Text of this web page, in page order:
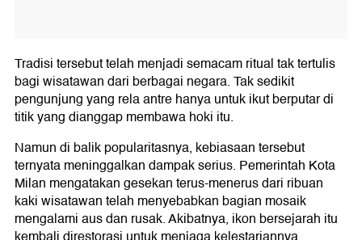
Tradisi tersebut telah menjadi semacam ritual tak tertulis
bagi wisatawan dari berbagai negara. Tak sedikit
pengunjung yang rela antre hanya untuk ikut berputar di
titik yang dianggap membawa hoki itu.
Namun di balik popularitasnya, kebiasaan tersebut
ternyata meninggalkan dampak serius. Pemerintah Kota
Milan mengatakan gesekan terus-menerus dari ribuan
kaki wisatawan telah menyebabkan bagian mosaik
mengalami aus dan rusak. Akibatnya, ikon bersejarah itu